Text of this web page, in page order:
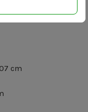
o szerokości 167
cm